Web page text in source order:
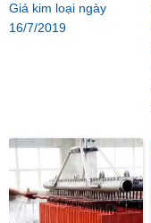
Giá kim loại ngày
16/7/2019